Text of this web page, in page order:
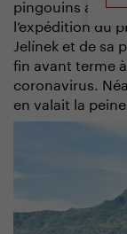
pingouins aux
l’expédition du
Jelínek et de sa
fin avant terme
coronavirus.
en valait la